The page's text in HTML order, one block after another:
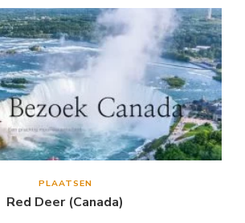
PLAATSEN
Red Deer (Canada)